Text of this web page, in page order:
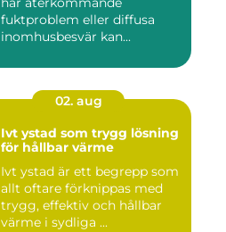
fuktproblem eller diffusa
inomhusbesvär kan...
02. aug
Ivt ystad som trygg lösning
för hållbar värme
Ivt ystad är ett begrepp som
allt oftare förknippas med
trygg, effektiv och hållbar
värme i sydliga ...